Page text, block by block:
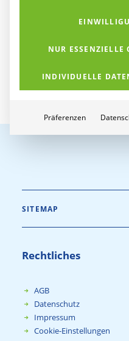
von K&K
SITEMAP
Rechtliches
AGB
Datenschutz
Impressum
Cookie-Einstellungen
NUR ESSENZIELLE
INDIVIDUELLE
Präferenzen